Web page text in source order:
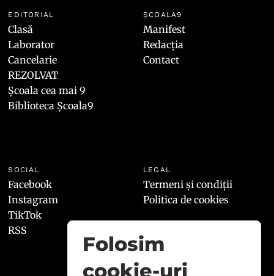
EDITORIAL
Clasă
Laborator
Cancelarie
REZOLVAT
Școala cea mai 9
Biblioteca Școala9
ȘCOALA9
Manifest
Redacția
Contact
SOCIAL
Facebook
Instagram
TikTok
RSS
LEGAL
Termeni și condiții
Politica de cookies
Folosim
cookie-uri